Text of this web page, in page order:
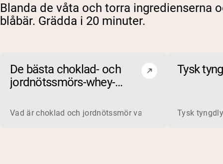
Blanda de våta och torra
blåbär. Grädda i 20 minuter.
De bästa choklad- och
jordnötssmörs-whey-
Vad är choklad och jordnötssmör vassleprotein?
Tysk
Tysk